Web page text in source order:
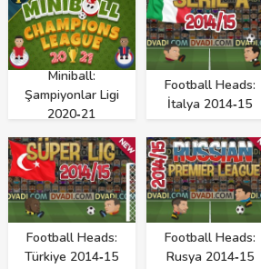
Miniball:
Şampiyonlar Ligi
2020‑21
Football Heads:
İtalya 2014‑15
Football Heads:
Türkiye 2014‑15
Football Heads:
Rusya 2014‑15